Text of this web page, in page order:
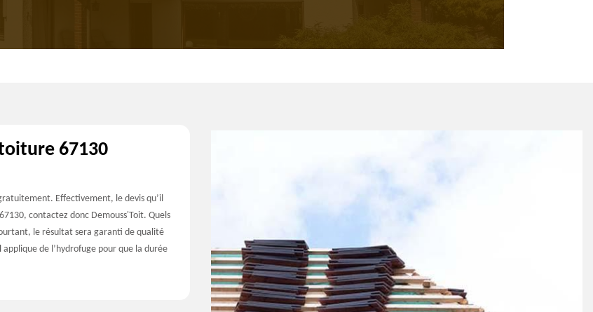
67130
Effectivement, le devis qu’il
contactez donc Demouss'Toit. Quels
le résultat sera garanti de qualité
de l’hydrofuge pour que la durée